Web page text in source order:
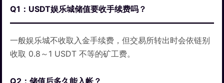
Q1：USDT娱乐城储值要收手续费吗？
一般娱乐城不收取入金手续费，但交易所转出时会依链别
收取 0.8～1 USDT 不等的矿工费。